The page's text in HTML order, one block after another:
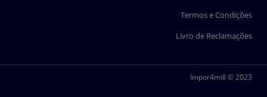
Termos e Condições
Livro de Reclamações
Impor4mill © 2023